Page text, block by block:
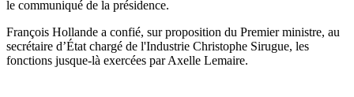
le communiqué de la présidence.
François Hollande a confié, sur proposition du Premier ministre, au
secrétaire d’État chargé de l'Industrie Christophe Sirugue, les
fonctions jusque-là exercées par Axelle Lemaire.